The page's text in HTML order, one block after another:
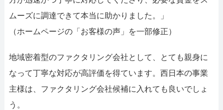
ムーズに調達できて本当に助かりました。」
（ホームページの「お客様の声」を一部修正）
地域密着型のファクタリング会社として、とても親身に
なって丁寧な対応が高評価を得ています。西日本の事業
主様は、ファクタリング会社候補に入れても良いでしょ
う。